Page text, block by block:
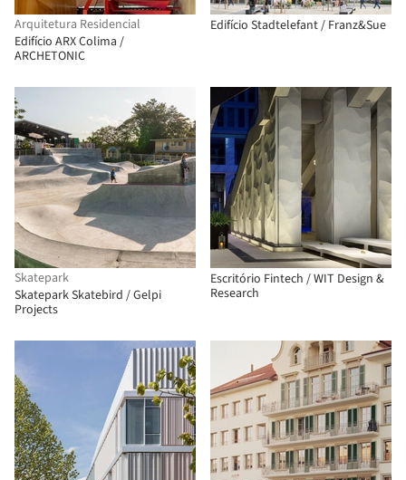
Arquitetura Residencial
Edifício ARX Colima /
ARCHETONIC
Edifício Stadtelefant / Franz&Sue
Skatepark
Skatepark Skatebird / Gelpi
Projects
Escritório Fintech / WIT Design &
Research